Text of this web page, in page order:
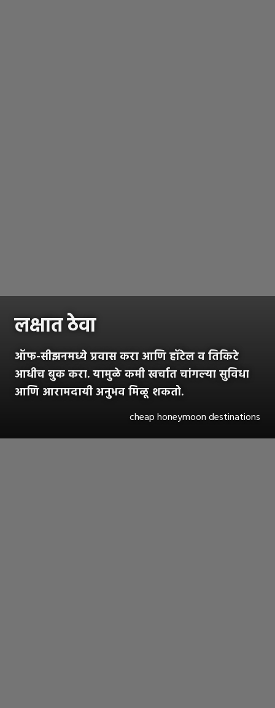
लक्षात ठेवा
ऑफ-सीझनमध्ये प्रवास करा आणि हॉटेल व तिकिटे
आधीच बुक करा. यामुळे कमी खर्चात चांगल्या सुविधा
आणि आरामदायी अनुभव मिळू शकतो.
cheap honeymoon destinations